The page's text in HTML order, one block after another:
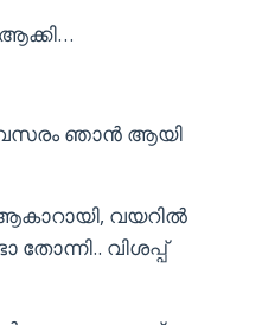
ഞാൻ ആയി
വയറിൽ
വിശപ്പ്‌